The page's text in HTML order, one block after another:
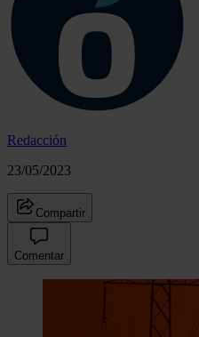
Redacción
23/05/2023
Compartir
Comentar